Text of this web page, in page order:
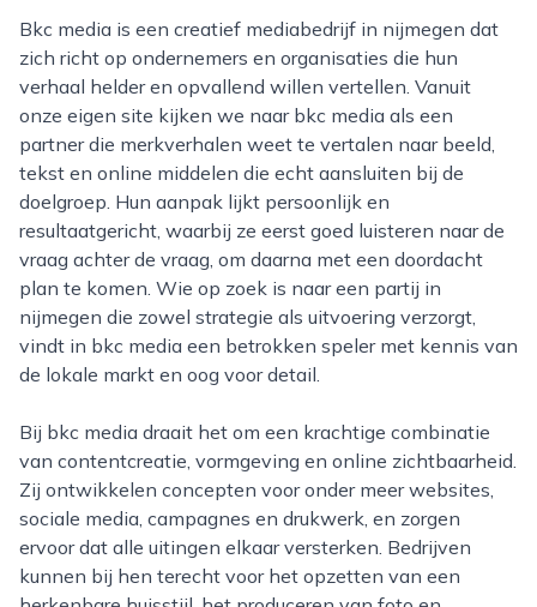
Bkc media is een creatief mediabedrijf in nijmegen dat
zich richt op ondernemers en organisaties die hun
verhaal helder en opvallend willen vertellen. Vanuit
onze eigen site kijken we naar bkc media als een
partner die merkverhalen weet te vertalen naar beeld,
tekst en online middelen die echt aansluiten bij de
doelgroep. Hun aanpak lijkt persoonlijk en
resultaatgericht, waarbij ze eerst goed luisteren naar de
vraag achter de vraag, om daarna met een doordacht
plan te komen. Wie op zoek is naar een partij in
nijmegen die zowel strategie als uitvoering verzorgt,
vindt in bkc media een betrokken speler met kennis van
de lokale markt en oog voor detail.
Bij bkc media draait het om een krachtige combinatie
van contentcreatie, vormgeving en online zichtbaarheid.
Zij ontwikkelen concepten voor onder meer websites,
sociale media, campagnes en drukwerk, en zorgen
ervoor dat alle uitingen elkaar versterken. Bedrijven
kunnen bij hen terecht voor het opzetten van een